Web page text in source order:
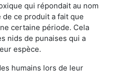
qui répondait au nom
ce produit a fait que
certaine période. Cela
nids de punaises qui a
espèce.
humains lors de leur